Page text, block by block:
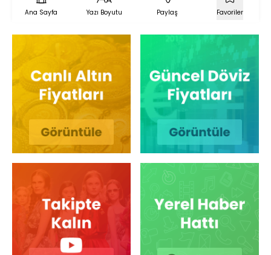
Ana Sayfa Yazı Boyutu Paylaş Favoriler